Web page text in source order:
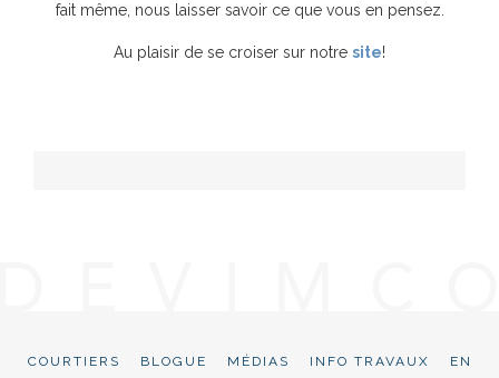
fait même, nous laisser savoir ce que vous en pensez.
Au plaisir de se croiser sur notre site!
COURTIERS BLOGUE MÉDIAS INFO TRAVAUX EN